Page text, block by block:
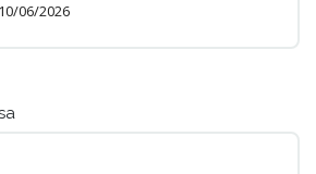
10/06/2026